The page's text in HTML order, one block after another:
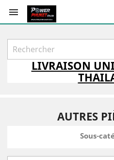

LIVRAISON
AUTRES
Sous-